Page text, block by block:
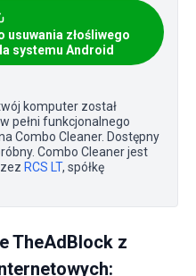
usuwania złośliwego
systemu Android
komputer został
pełni funkcjonalnego
Combo Cleaner. Dostępny
Combo Cleaner jest
RCS LT, spółkę
TheAdBlock z